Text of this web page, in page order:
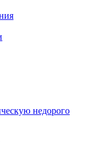
недорого